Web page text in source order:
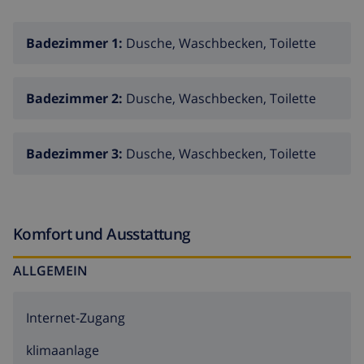
Badezimmer mit Einzelwaschbecken, Dusche und
insgesamt 3 Badezimmer
3 Terrassen, wovon 1 überdacht
Aussendusche
überdachter privater Parkplatz und privater
Parkplatz
Badezimmer 1: Dusche, Waschbecken, Toilette
Badezimmer 2: Dusche, Waschbecken, Toilette
Badezimmer 3: Dusche, Waschbecken, Toilette
Komfort und Ausstattung
ALLGEMEIN
Internet-Zugang
klimaanlage